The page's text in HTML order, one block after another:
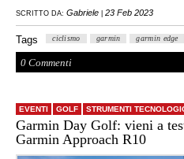
SCRITTO DA: Gabriele 23 Feb 2023
Tags ciclismo garmin garmin edge
0 Commenti
EVENTI GOLF STRUMENTI
Garmin Day Golf: vieni a
Garmin Approach R10